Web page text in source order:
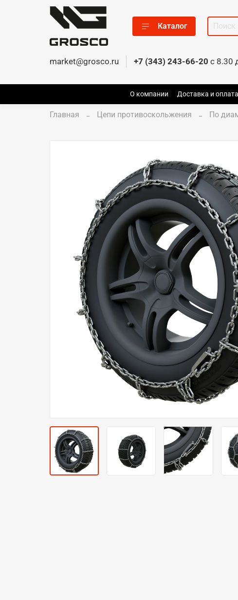
Каталог
market@grosco.ru +7 (343) 243-66-20 c 8.30
О компании Доставка и оплата
Главная Цепи противоскольжения По